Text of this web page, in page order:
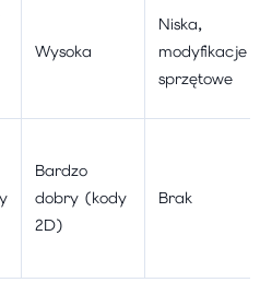
Wysoka
Niska,
modyfikacje
sprzętowe
Bardzo
dobry (kody
2D)
Brak